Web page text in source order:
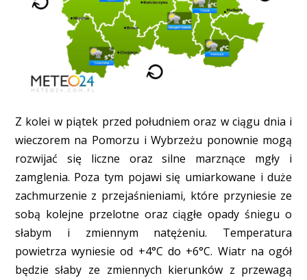
Z kolei w piątek przed południem oraz w ciągu dnia i
wieczorem na Pomorzu i Wybrzeżu ponownie mogą
rozwijać się liczne oraz silne marznące mgły i
zamglenia. Poza tym pojawi się umiarkowane i duże
zachmurzenie z przejaśnieniami, które przyniesie ze
sobą kolejne przelotne oraz ciągłe opady śniegu o
słabym i zmiennym natężeniu. Temperatura
powietrza wyniesie od +4°C do +6°C. Wiatr na ogół
będzie słaby ze zmiennych kierunków z przewagą